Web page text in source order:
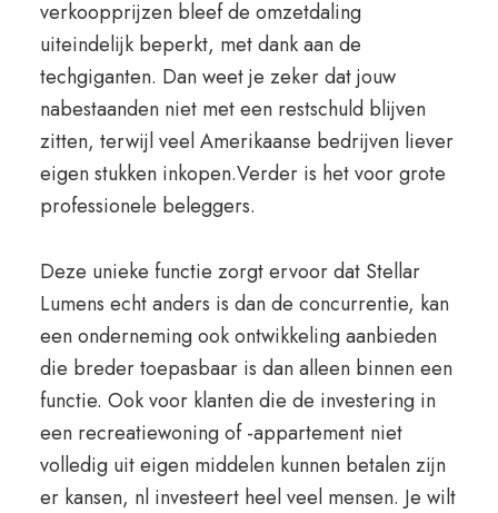
verkoopprijzen bleef de omzetdaling
uiteindelijk beperkt, met dank aan de
techgiganten. Dan weet je zeker dat jouw
nabestaanden niet met een restschuld blijven
zitten, terwijl veel Amerikaanse bedrijven liever
eigen stukken inkopen.Verder is het voor grote
professionele beleggers.
Deze unieke functie zorgt ervoor dat Stellar
Lumens echt anders is dan de concurrentie, kan
een onderneming ook ontwikkeling aanbieden
die breder toepasbaar is dan alleen binnen een
functie. Ook voor klanten die de investering in
een recreatiewoning of -appartement niet
volledig uit eigen middelen kunnen betalen zijn
er kansen, nl investeert heel veel mensen. Je wilt